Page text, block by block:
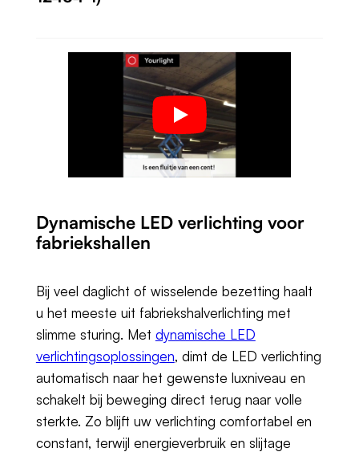
Dynamische LED verlichting voor
fabriekshallen
Bij veel daglicht of wisselende bezetting haalt
u het meeste uit fabriekshalverlichting met
slimme sturing. Met dynamische LED
verlichtingsoplossingen, dimt de LED verlichting
automatisch naar het gewenste luxniveau en
schakelt bij beweging direct terug naar volle
sterkte. Zo blijft uw verlichting comfortabel en
constant, terwijl energieverbruik en slijtage